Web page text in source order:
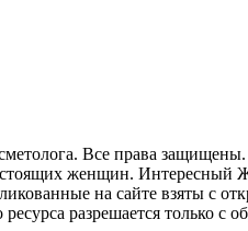
Все права защищены.
женщин. Интересный
на сайте взяты с
разрешается только с